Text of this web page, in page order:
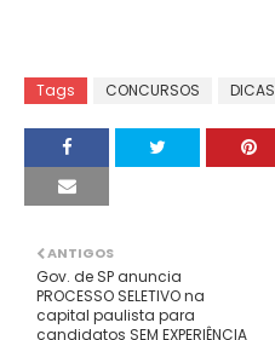
Tags CONCURSOS DICAS
ANTIGOS
Gov. de SP anuncia
PROCESSO SELETIVO na
capital paulista para
candidatos SEM EXPERIÊNCIA